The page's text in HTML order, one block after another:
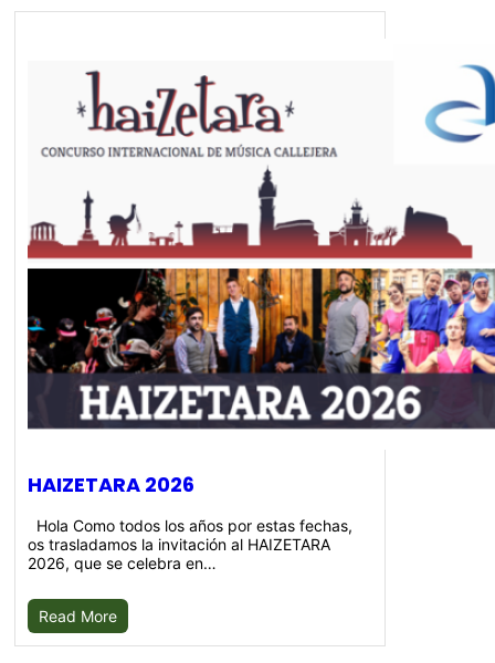
HAIZETARA 2026
Hola Como todos los años por estas fechas,
os trasladamos la invitación al HAIZETARA
2026, que se celebra en…
Read More